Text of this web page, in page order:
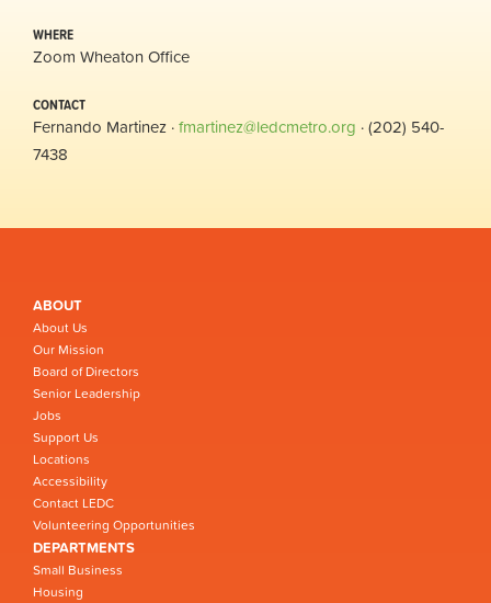
WHERE
Zoom Wheaton Office
CONTACT
Fernando Martinez ·fmartinez@ledcmetro.org · (202) 540-
7438
ABOUT
About Us
Our Mission
Board of Directors
Senior Leadership
Jobs
Support Us
Locations
Accessibility
Contact LEDC
Volunteering Opportunities
DEPARTMENTS
Small Business
Housing